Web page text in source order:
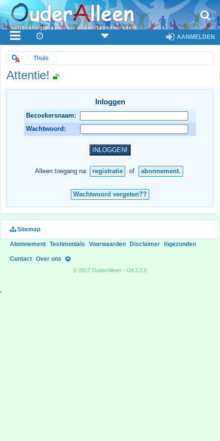
AANMELDEN
Thuis
Attentie!
Inloggen
Bezoekersnaam:
Wachtwoord:
Alleen toegang na registratie of abonnement.
Wachtwoord vergeten??
Sitemap
Abonnement Testimonials Voorwaarden Disclaimer Ingezonden
Contact Over ons
© 2017 OuderAlleen - OA 3.3.0